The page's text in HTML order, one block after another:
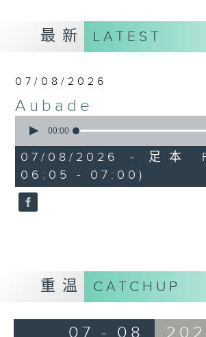
最新 LATEST
07/08/2026
Aubade
seconds
54
minutes,
59
seconds
00:00
07/08/2026 - 足本
06:05 - 07:00)
重温 CATCHUP
07 - 08